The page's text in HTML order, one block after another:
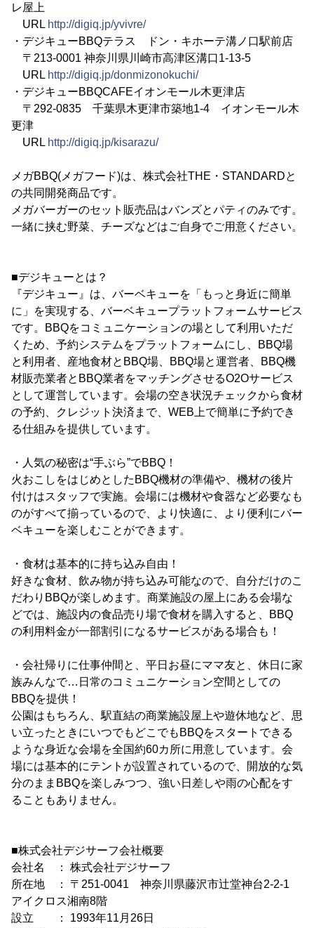
レ屋上
URL http://digiq.jp/yvivre/
・デジキューBBQテラス ドン・キホーテ溝ノ口駅前店
〒213-0001 神奈川県川崎市高津区溝口1-13-5
URL http://digiq.jp/donmizonokuchi/
・デジキューBBQCAFEイオンモール木更津店
〒292-0835 千葉県木更津市築地1-4 イオンモール木
更津
URL http://digiq.jp/kisarazu/
メガBBQ(メガフード)は、株式会社THE・STANDARDと
の共同開発商品です。
メガバーガーのセット販売品はバンズとパティのみです。
一緒に挟む野菜、チーズなどはご自身でご用意ください。
■デジキューとは？
『デジキュー』は、バーベキューを「もっと身近に簡単
に」を実現する、バーベキュープラットフォームサービス
です。BBQをコミュニケーションの場として利用いただ
くため、予約システムをプラットフォームにし、BBQ場
と利用者、産地食材とBBQ場、BBQ場と運営者、BBQ機
材販売業者とBBQ業者をマッチングさせるO2Oサービス
として運営しています。会場の空き状況チェックから食材
の予約、クレジット決済まで、WEB上で簡単に予約でき
る仕組みを提供しています。
・人気の秘密は“手ぶら”でBBQ！
火おこしをはじめとしたBBQ機材の準備や、機材の後片
付けはスタッフで実施。会場には機材や食器など必要なも
のがすべて揃っているので、より快適に、より便利にバー
ベキューを楽しむことができます。
・食材は基本的に持ち込み自由！
好きな食材、飲み物が持ち込み可能なので、自分だけのこ
だわりBBQが楽しめます。商業施設の屋上にある会場な
どでは、施設内の食品売り場で食材を購入すると、BBQ
の利用料金が一部割引になるサービスがある場合も！
・会社帰りに仕事仲間と、平日お昼にママ友と、休日に家
族みんなで…日常のコミュニケーション空間としての
BBQを提供！
公園はもちろん、駅直結の商業施設屋上や遊休地など、思
い立ったときにいつでもどこでもBBQをスタートできる
ような身近な会場を全国約60カ所に用意しています。会
場には基本的にテントが設置されているので、開放的な気
分のままBBQを楽しみつつ、強い日差しや雨の心配をす
ることもありません。
■株式会社デジサーフ会社概要
会社名 ： 株式会社デジサーフ
所在地 ： 〒251-0041 神奈川県藤沢市辻堂神台2-2-1
アイクロス湘南8階
設立 ： 1993年11月26日